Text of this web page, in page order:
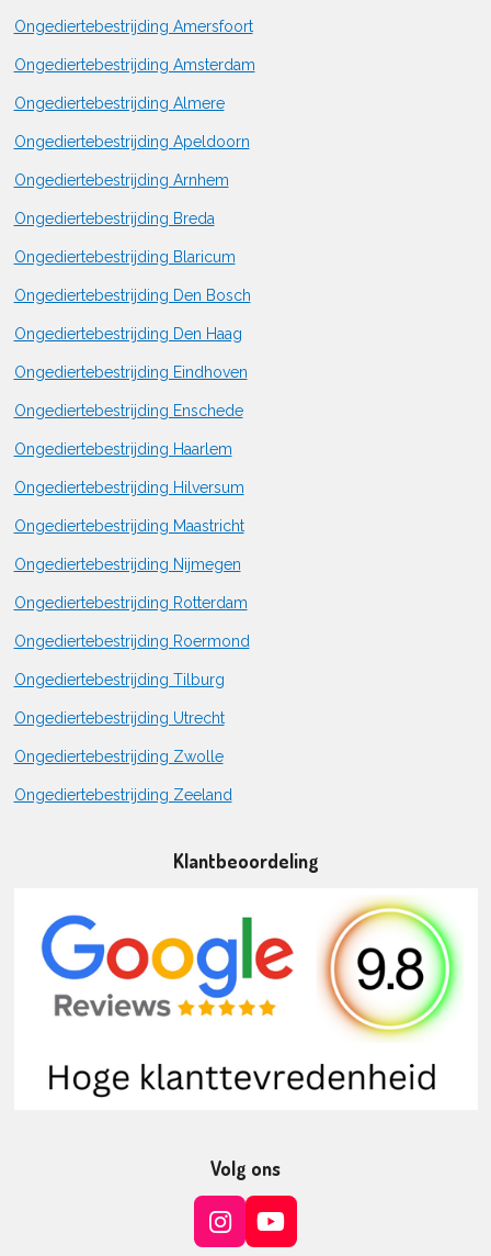
Ongediertebestrijding Amersfoort
Ongediertebestrijding Amsterdam
Ongediertebestrijding Almere
Ongediertebestrijding Apeldoorn
Ongediertebestrijding Arnhem
Ongediertebestrijding Breda
Ongediertebestrijding Blaricum
Ongediertebestrijding Den Bosch
Ongediertebestrijding Den Haag
Ongediertebestrijding Eindhoven
Ongediertebestrijding Enschede
Ongediertebestrijding Haarlem
Ongediertebestrijding Hilversum
Ongediertebestrijding Maastricht
Ongediertebestrijding Nijmegen
Ongediertebestrijding Rotterdam
Ongediertebestrijding Roermond
Ongediertebestrijding Tilburg
Ongediertebestrijding Utrecht
Ongediertebestrijding Zwolle
Ongediertebestrijding Zeeland
Klantbeoordeling
Volg ons
I
Y